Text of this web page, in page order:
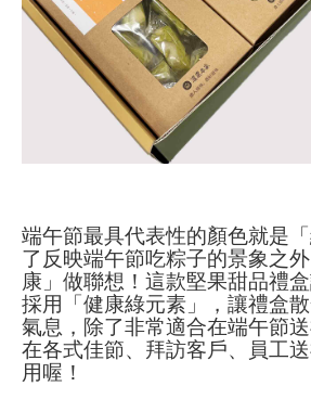
端午節最具代表性的顏色就是
了反映端午節吃粽子的景象之
康」做聯想！這款堅果甜品禮
採用「健康綠元素」，讓禮盒
氣息，除了非常適合在端午節
在各式佳節、拜訪客戶、員工
用喔！